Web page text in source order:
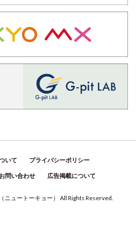
いて プライバシーポリシー
お問い合わせ 広告掲載について
（ ニュートーキョー ） All Rights Reserved.